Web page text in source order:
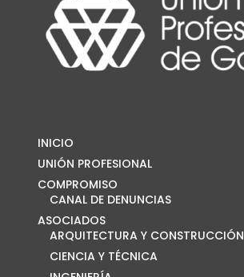
INICIO
UNIÓN PROFESIONAL
COMPROMISO
CANAL DE DENUNCIAS
ASOCIADOS
ARQUITECTURA Y CONSTRUCCIÓN
CIENCIA Y TÉCNICA